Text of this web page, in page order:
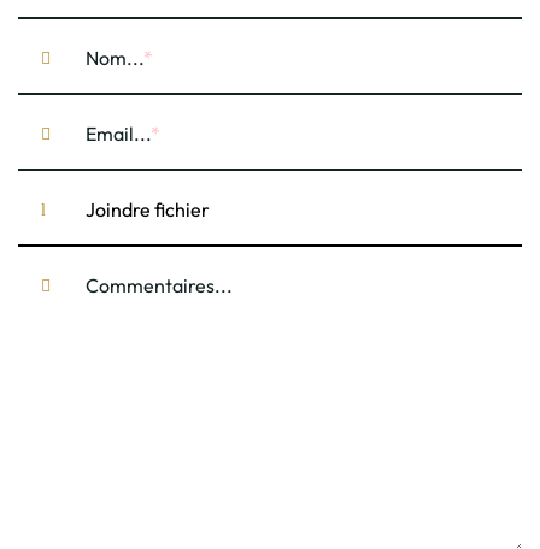
Nom...
Email...
Joindre fichier
Commentaires...